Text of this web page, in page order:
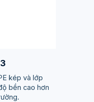
kép và lớp
bền cao hơn